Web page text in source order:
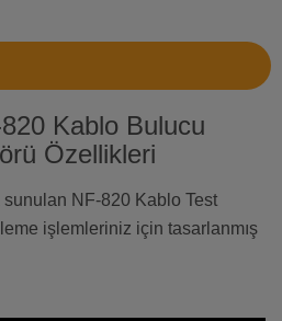
Kablo Bulucu
Özellikleri
sunulan NF-820 Kablo Test
işlemleriniz için tasarlanmış